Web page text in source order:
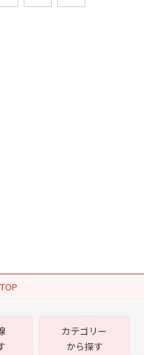
カテゴリー
から探す